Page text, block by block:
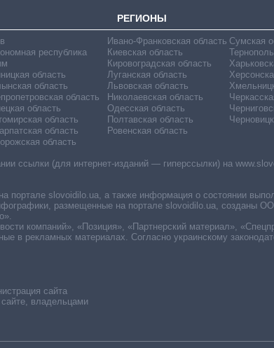
РЕГИОНЫ
республика
область
область
область
область
область
область
область
Ивано-Франковская область
Киевская область
Кировоградская область
Луганская область
Львовская область
Николаевская область
Одесская область
Полтавская область
Ровенская область
Сумская
сайта
владельцами
ссылки (для интернет-изданий — гиперссылки) на
slovoidilo.ua, а также информация о состоянии
размещенные на портале slovoidilo.ua, созданы ОО
компаний», «Позиция», «Партнерский материал»,
в рекламных материалах. Согласно украинскому